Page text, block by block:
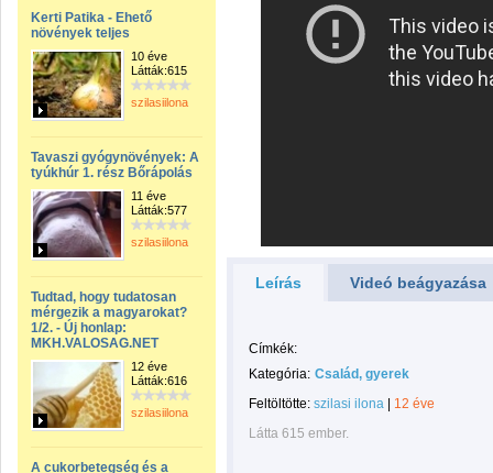
Kerti Patika - Ehető
növények teljes
10 éve
Látták:615
szilasiilona
Tavaszi gyógynövények: A
tyúkhúr 1. rész Bőrápolás
11 éve
Látták:577
szilasiilona
Tudtad, hogy tudatosan
mérgezik a magyarokat?
1/2. - Új honlap:
MKH.VALOSAG.NET
12 éve
Látták:616
szilasiilona
A cukorbetegség és a
Leírás Videó beágyazása
Címkék:
Kategória: Család, gyerek
Feltöltötte: szilasi ilona
12 éve
Látta 615 ember.